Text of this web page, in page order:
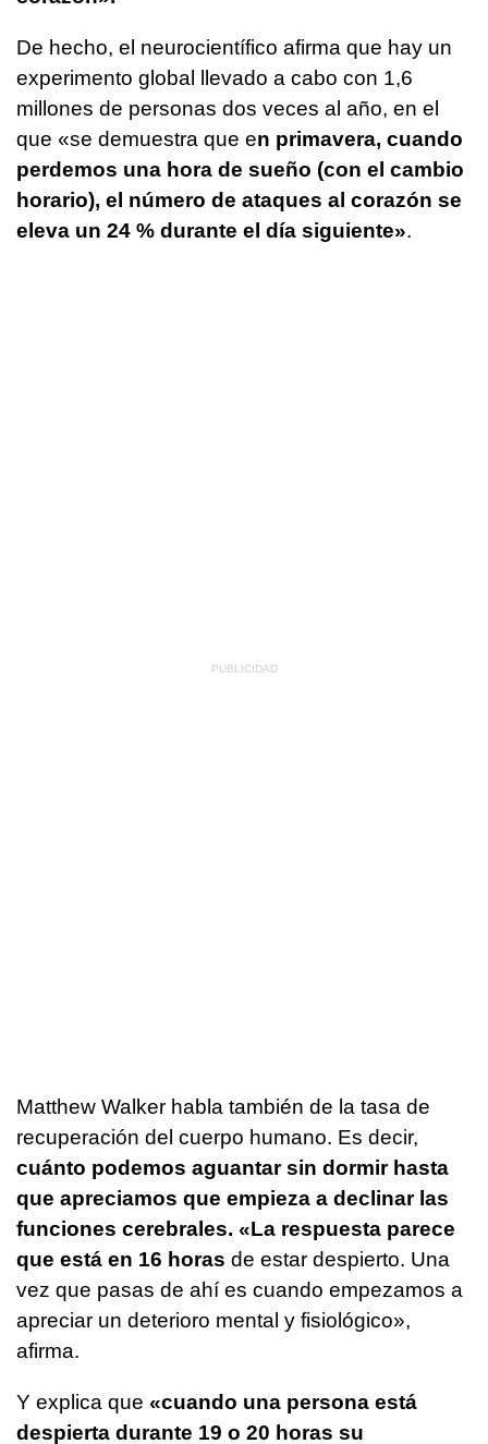
De hecho, el neurocientífico afirma que hay un
experimento global llevado a cabo con 1,6
millones de personas dos veces al año, en el
que «se demuestra que en primavera, cuando
perdemos una hora de sueño (con el cambio
horario), el número de ataques al corazón se
eleva un 24 % durante el día siguiente».
Matthew Walker habla también de la tasa de
recuperación del cuerpo humano. Es decir,
cuánto podemos aguantar sin dormir hasta
que apreciamos que empieza a declinar las
funciones cerebrales. «La respuesta parece
que está en 16 horas de estar despierto. Una
vez que pasas de ahí es cuando empezamos a
apreciar un deterioro mental y fisiológico»,
afirma.
Y explica que «cuando una persona está
despierta durante 19 o 20 horas su